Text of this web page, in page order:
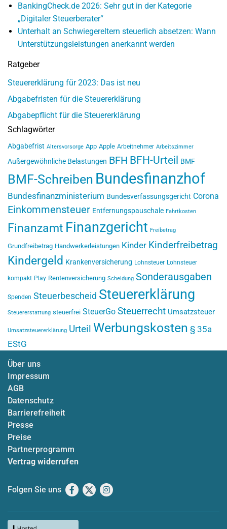
BankingCheck.de 2026: Sehr gut in der Kategorie
„Digitaler Steuerberater“
Unterhalt an Schwiegereltern steuerlich absetzen: Wann
Unterstützungsleistungen anerkannt werden
Ratgeber
Steuererklärung für 2023: Das ist neu
Abgabefristen für die Steuererklärung
Abgabepflicht für die Steuererklärung
Schlagwörter
Abgabefrist Altersvorsorge App Apple Arbeitnehmer Arbeitszimmer
Außergewöhnliche Belastungen BFH BFH-Urteil BMF
BMF-Schreiben Bundesfinanzhof
Bundesfinanzministerium Bundesverfassungsgericht Corona
Einkommensteuer Entfernungspauschale Fahrtkosten
Finanzamt Finanzgericht Freibetrag
Grundfreibetrag Handwerkerleistungen Kinder Kinderfreibetrag
Kindergeld Krankenversicherung Lohnsteuer Lohnsteuer
kompakt Play Rentenversicherung Scheidung Sonderausgaben
Spenden Steuerbescheid Steuererklärung
Steuererstattung steuerfrei SteuerGo Steuerrecht Umsatzsteuer
Umsatzsteuererklärung Urteil Werbungskosten § 35a
EStG
Über uns
Impressum
AGB
Datenschutz
Barrierefreiheit
Presse
Preise
Partnerprogramm
Vertrag widerrufen
Folgen Sie uns Facebook
X Instagram